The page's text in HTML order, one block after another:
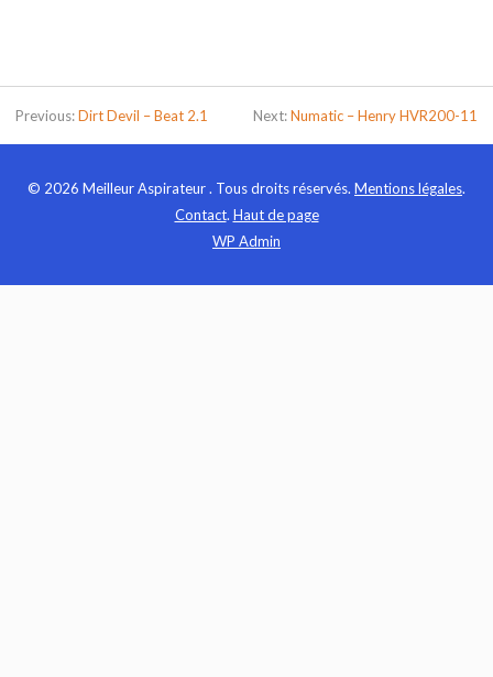
Previous:Dirt Devil – Beat 2.1 Next:Numatic – Henry HVR200-11
© 2026 Meilleur Aspirateur . Tous droits réservés. Mentions légales.
Contact. Haut de page
WP Admin